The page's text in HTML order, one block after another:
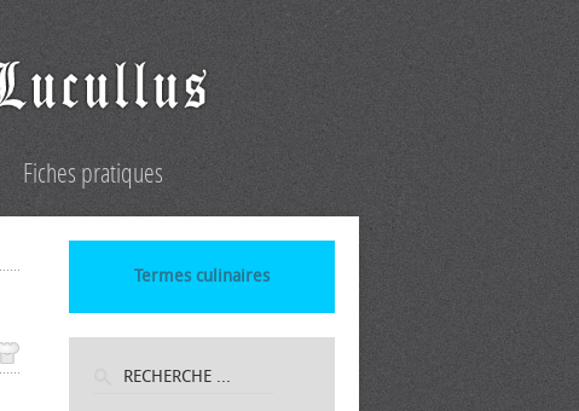
Fiches pratiques
Termes culinaires